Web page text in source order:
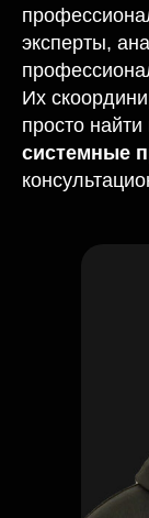
Над каждым
эксперты,
Их
просто
системные